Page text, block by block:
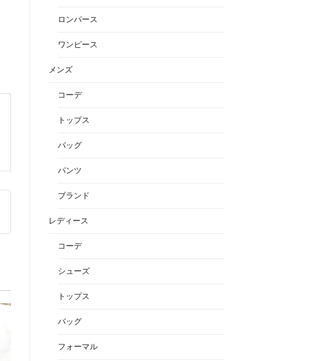
ロンパース
ワンピース
メンズ
コーデ
トップス
バッグ
パンツ
ブランド
レディース
コーデ
シューズ
トップス
バッグ
フォーマル